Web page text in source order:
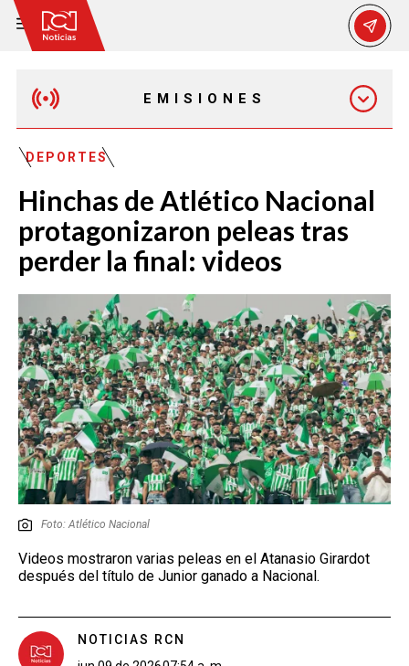
EMISIONES
EMISIÓN 12:30 PM
EMISIÓN 7:00 PM
EMISIÓN 11:30 PM
DEPORTES
Hinchas de Atlético Nacional
protagonizaron peleas tras
perder la final: videos
Foto: Atlético Nacional
Videos mostraron varias peleas en el Atanasio Girardot
después del título de Junior ganado a Nacional.
NOTICIAS RCN